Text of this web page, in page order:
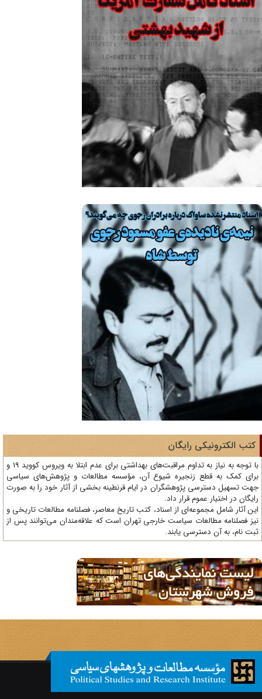
الکترونیکی رایگان
با توجه به نیاز به تداوم مراقبت‌های بهداشتی برای عدم ابتلا به ویروس کووید 19 و
کمک به قطع زنجیره شیوع آن، مؤسسه مطالعات و پژوهش‌های سیاسی
تسهیل دسترسی پژوهشگران در ایام قرنطینه بخشی از آثار خود را به صورت
در اختیار عموم قرار داد.
آثار شامل مجموعه‌ای از اسناد، کتب تاریخ معاصر، فصلنامه‌ مطالعات تاریخی و
فصلنامه مطالعات سیاست خارجی تهران است که علاقه‌مندان می‌توانند پس از
نام، به آن دسترسی یابند.